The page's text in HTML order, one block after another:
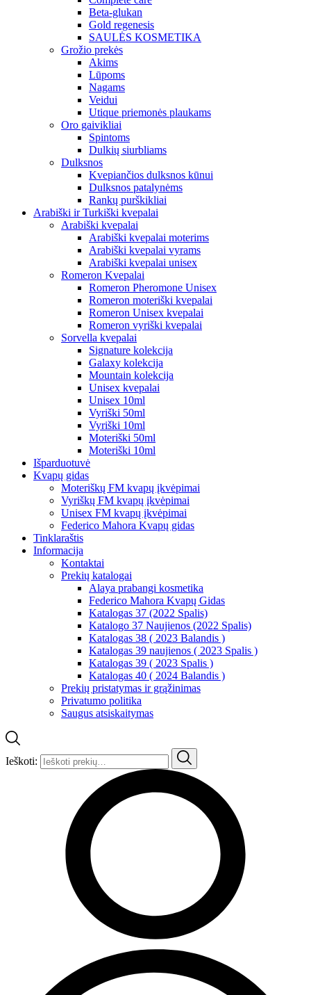
Beta-glukan
Gold regenesis
SAULĖS KOSMETIKA
Grožio prekės
Akims
Lūpoms
Nagams
Veidui
Utique priemonės plaukams
Oro gaivikliai
Spintoms
Dulkių siurbliams
Dulksnos
Kvepiančios dulksnos kūnui
Dulksnos patalynėms
Rankų purškikliai
Arabiški ir Turkiški kvepalai
Arabiški kvepalai
Arabiški kvepalai moterims
Arabiški kvepalai vyrams
Arabiški kvepalai unisex
Romeron Kvepalai
Romeron Pheromone Unisex
Romeron moteriški kvepalai
Romeron Unisex kvepalai
Romeron vyriški kvepalai
Sorvella kvepalai
Signature kolekcija
Galaxy kolekcija
Mountain kolekcija
Unisex kvepalai
Unisex 10ml
Vyriški 50ml
Vyriški 10ml
Moteriški 50ml
Moteriški 10ml
Išparduotuvė
Kvapų gidas
Moteriškų FM kvapų įkvėpimai
Vyriškų FM kvapų įkvėpimai
Unisex FM kvapų įkvėpimai
Federico Mahora Kvapų gidas
Tinklaraštis
Informacija
Kontaktai
Prekių katalogai
Alaya prabangi kosmetika
Federico Mahora Kvapų Gidas
Katalogas 37 (2022 Spalis)
Katalogo 37 Naujienos (2022 Spalis)
Katalogas 38 ( 2023 Balandis )
Katalogas 39 naujienos ( 2023 Spalis )
Katalogas 39 ( 2023 Spalis )
Katalogas 40 ( 2024 Balandis )
Prekių pristatymas ir grąžinimas
Privatumo politika
Saugus atsiskaitymas
Ieškoti: